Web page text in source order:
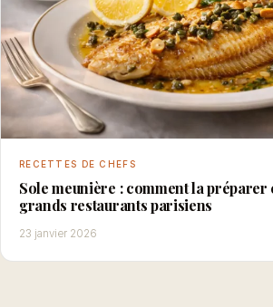
RECETTES DE CHEFS
Sole meunière : comment la préparer
grands restaurants parisiens
23 janvier 2026